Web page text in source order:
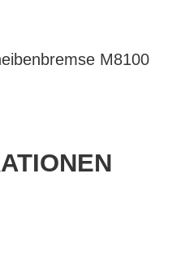
M8100